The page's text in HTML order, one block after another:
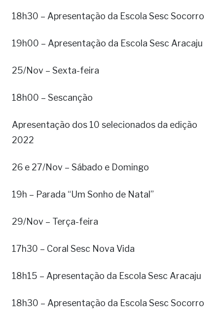
18h30 – Apresentação da Escola Sesc Socorro
19h00 – Apresentação da Escola Sesc Aracaju
25/Nov – Sexta-feira
18h00 – Sescanção
Apresentação dos 10 selecionados da edição
2022
26 e 27/Nov – Sábado e Domingo
19h – Parada “Um Sonho de Natal”
29/Nov – Terça-feira
17h30 – Coral Sesc Nova Vida
18h15 – Apresentação da Escola Sesc Aracaju
18h30 – Apresentação da Escola Sesc Socorro